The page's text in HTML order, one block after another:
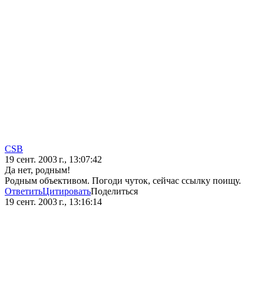
CSB
19 сент. 2003 г., 13:07:42
Да нет, родным!
Родным объективом. Погоди чуток, сейчас ссылку поищу.
ОтветитьЦитироватьПоделиться
19 сент. 2003 г., 13:16:14